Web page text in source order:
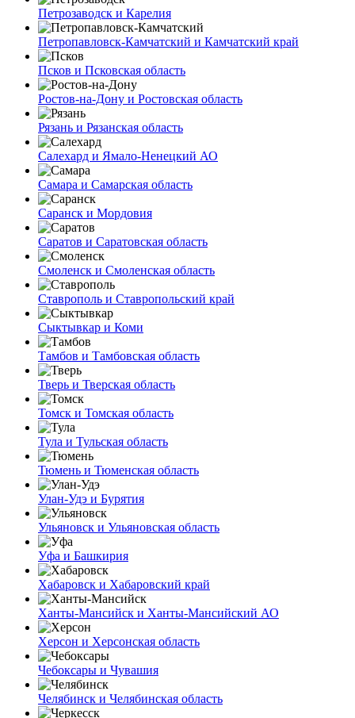
Петрозаводск и Карелия
Петропавловск-Камчатский и Камчатский край
Псков и Псковская область
Ростов-на-Дону и Ростовская область
Рязань и Рязанская область
Салехард и Ямало-Ненецкий АО
Самара и Самарская область
Саранск и Мордовия
Саратов и Саратовская область
Смоленск и Смоленская область
Ставрополь и Ставропольский край
Сыктывкар и Коми
Тамбов и Тамбовская область
Тверь и Тверская область
Томск и Томская область
Тула и Тульская область
Тюмень и Тюменская область
Улан-Удэ и Бурятия
Ульяновск и Ульяновская область
Уфа и Башкирия
Хабаровск и Хабаровский край
Ханты-Мансийск и Ханты-Мансийский АО
Херсон и Херсонская область
Чебоксары и Чувашия
Челябинск и Челябинская область